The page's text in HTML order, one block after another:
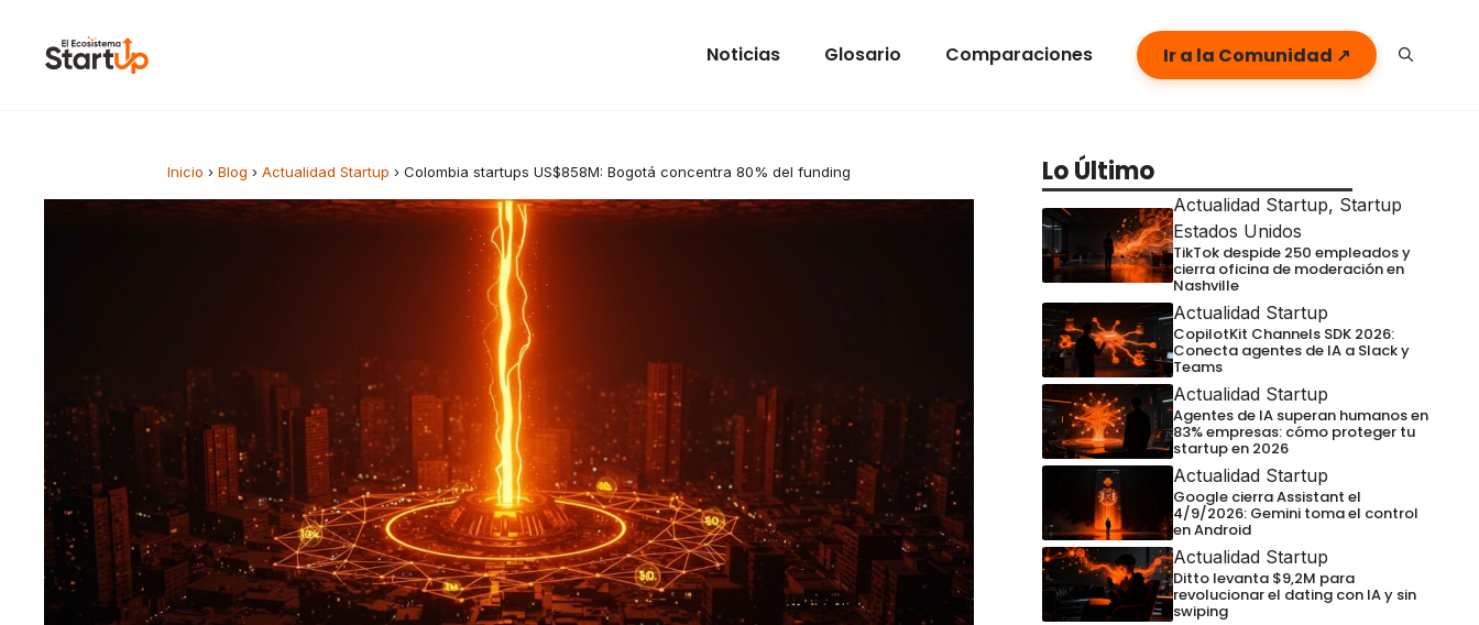
Noticias Glosario Comparaciones Ir a la Comunidad ↗
Inicio › Blog › Actualidad Startup › Colombia startups US$858M: Bogotá concentra 80% del funding Lo Último
Actualidad Startup, Startup
Estados Unidos
TikTok despide 250 empleados y
cierra oficina de moderación en
Nashville
Actualidad Startup
CopilotKit Channels SDK 2026:
Conecta agentes de IA a Slack y
Teams
Actualidad Startup
Agentes de IA superan humanos en
83% empresas: cómo proteger tu
startup en 2026
Actualidad Startup
Google cierra Assistant el
4/9/2026: Gemini toma el control
en Android
Actualidad Startup
Ditto levanta $9,2M para
revolucionar el dating con IA y sin
swiping